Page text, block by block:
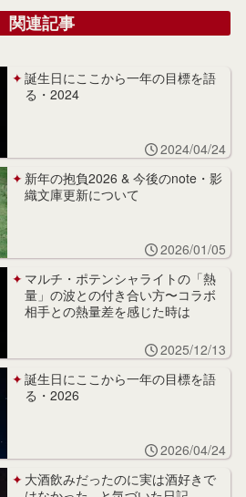
関連記事
誕生日にここから一年の目標を語
る・2024
2024/04/24
新年の抱負2026 & 今後のnote・影
織文庫更新について
2026/01/05
マルチ・ポテンシャライトの「熱
量」の波との付き合い方〜コラボ
相手との熱量差を感じた時は
2025/12/13
誕生日にここから一年の目標を語
る・2026
2026/04/24
大酒飲みだったのに実は酒好きで